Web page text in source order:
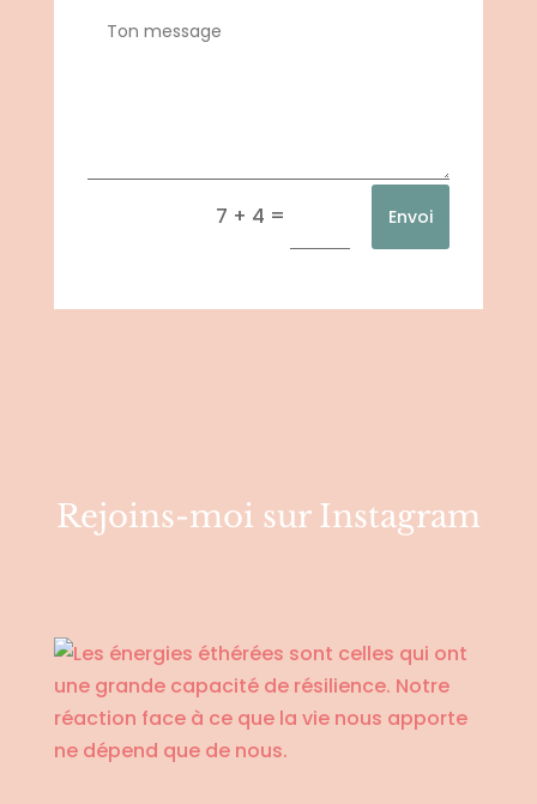
7 + 4 = Envoi
Rejoins-moi sur Instagram